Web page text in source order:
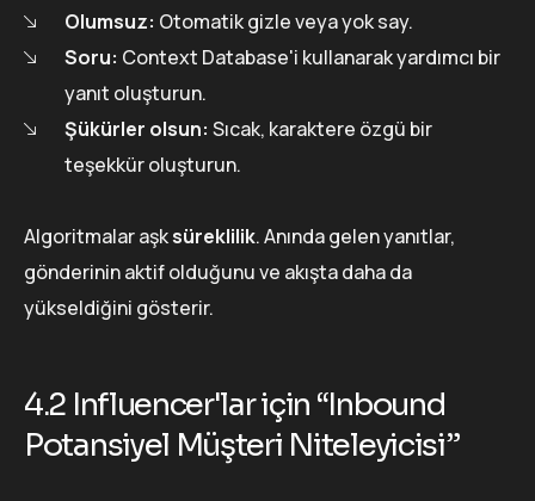
Olumsuz: Otomatik gizle veya yok say.
Soru: Context Database'i kullanarak yardımcı bir
yanıt oluşturun.
Şükürler olsun: Sıcak, karaktere özgü bir
teşekkür oluşturun.
Algoritmalar aşksüreklilik. Anında gelen yanıtlar,
gönderinin aktif olduğunu ve akışta daha da
yükseldiğini gösterir.
4.2 Influencer'lar için “Inbound
Potansiyel Müşteri Niteleyicisi”